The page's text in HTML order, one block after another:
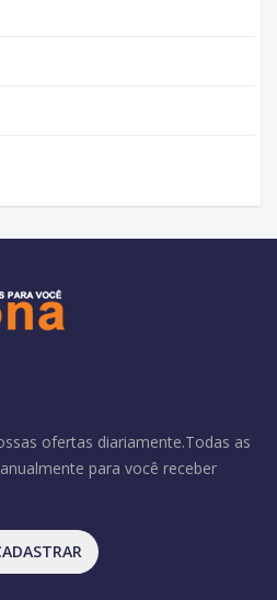
ofertas diariamente.Todas as
para você receber